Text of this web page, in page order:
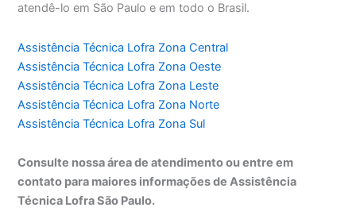
atendê-lo em São Paulo e em todo o Brasil.
Assistência Técnica Lofra Zona Central
Assistência Técnica Lofra Zona Oeste
Assistência Técnica Lofra Zona Leste
Assistência Técnica Lofra Zona Norte
Assistência Técnica Lofra Zona Sul
Consulte nossa área de atendimento ou entre em
contato para maiores informações de Assistência
Técnica Lofra São Paulo.